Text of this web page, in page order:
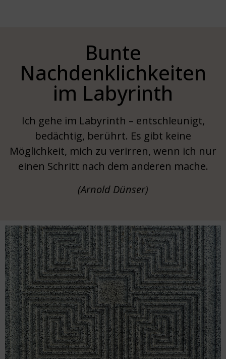
Bunte
Nachdenklichkeiten
im Labyrinth
Ich gehe im Labyrinth – entschleunigt,
bedächtig, berührt. Es gibt keine
Möglichkeit, mich zu verirren, wenn ich nur
einen Schritt nach dem anderen mache.
(Arnold Dünser)